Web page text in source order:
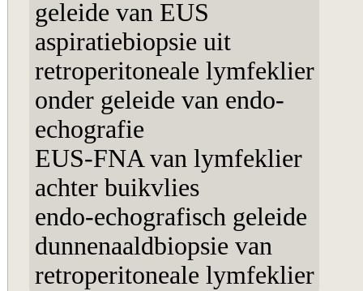
geleide van EUS
aspiratiebiopsie uit
retroperitoneale lymfeklier
onder geleide van endo-
echografie
EUS-FNA van lymfeklier
achter buikvlies
endo-echografisch geleide
dunnenaaldbiopsie van
retroperitoneale lymfeklier